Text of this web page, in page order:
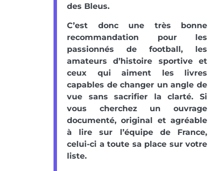
des Bleus.
C’est donc une très bonne
recommandation pour les
passionnés de football, les
amateurs d’histoire sportive et
ceux qui aiment les livres
capables de changer un angle de
vue sans sacrifier la clarté. Si
vous cherchez un ouvrage
documenté, original et agréable
à lire sur l’équipe de France,
celui-ci a toute sa place sur votre
liste.